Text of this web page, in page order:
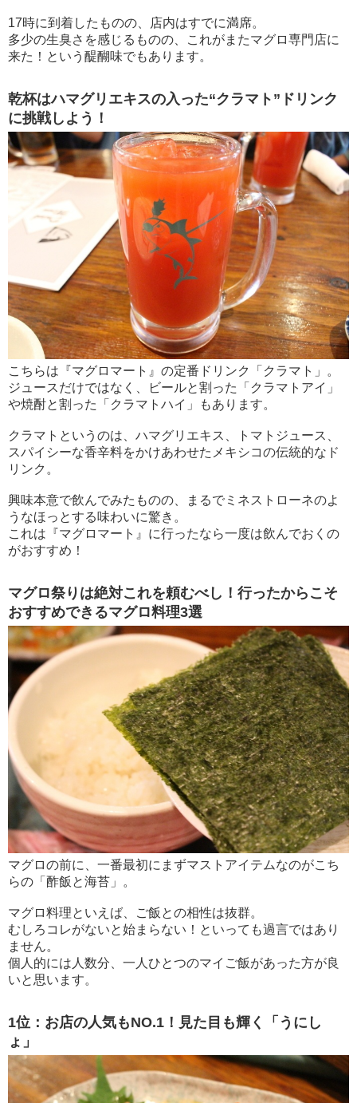
17時に到着したものの、店内はすでに満席。
多少の生臭さを感じるものの、これがまたマグロ専門店に
来た！という醍醐味でもあります。
乾杯はハマグリエキスの入った“クラマト”ドリンク
に挑戦しよう！
こちらは『マグロマート』の定番ドリンク「クラマト」。
ジュースだけではなく、ビールと割った「クラマトアイ」
や焼酎と割った「クラマトハイ」もあります。
クラマトというのは、ハマグリエキス、トマトジュース、
スパイシーな香辛料をかけあわせたメキシコの伝統的なド
リンク。
興味本意で飲んでみたものの、まるでミネストローネのよ
うなほっとする味わいに驚き。
これは『マグロマート』に行ったなら一度は飲んでおくの
がおすすめ！
マグロ祭りは絶対これを頼むべし！行ったからこそ
おすすめできるマグロ料理3選
マグロの前に、一番最初にまずマストアイテムなのがこち
らの「酢飯と海苔」。
マグロ料理といえば、ご飯との相性は抜群。
むしろコレがないと始まらない！といっても過言ではあり
ません。
個人的には人数分、一人ひとつのマイご飯があった方が良
いと思います。
1位：お店の人気もNO.1！見た目も輝く「うにし
ょ」